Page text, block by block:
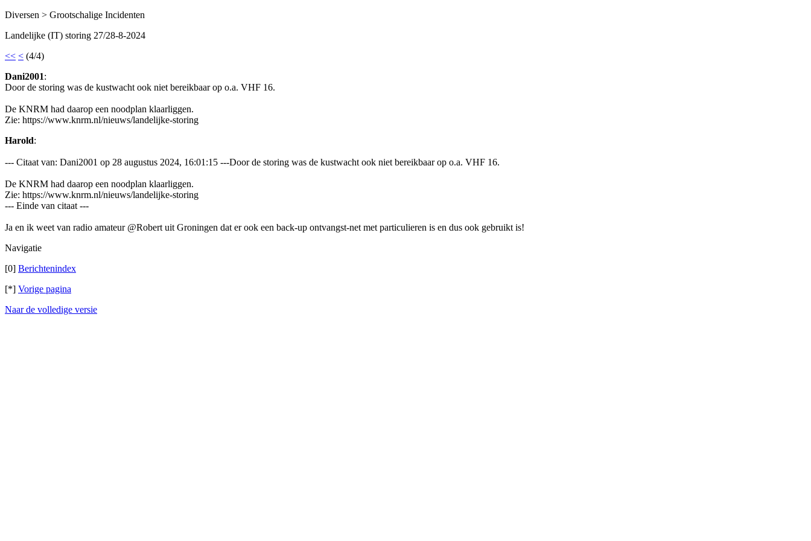
Diversen > Grootschalige Incidenten
Landelijke (IT) storing 27/28-8-2024
<< < (4/4)
Dani2001:
Door de storing was de kustwacht ook niet bereikbaar op o.a. VHF 16.
De KNRM had daarop een noodplan klaarliggen.
Zie: https://www.knrm.nl/nieuws/landelijke-storing
Harold:
--- Citaat van: Dani2001 op 28 augustus 2024, 16:01:15 ---Door de storing was de kustwacht ook niet bereikbaar op o.a. VHF 16.
De KNRM had daarop een noodplan klaarliggen.
Zie: https://www.knrm.nl/nieuws/landelijke-storing
--- Einde van citaat ---
Ja en ik weet van radio amateur @Robert uit Groningen dat er ook een back-up ontvangst-net met particulieren is en dus ook gebruikt is!
Navigatie
[0] Berichtenindex
[*] Vorige pagina
Naar de volledige versie